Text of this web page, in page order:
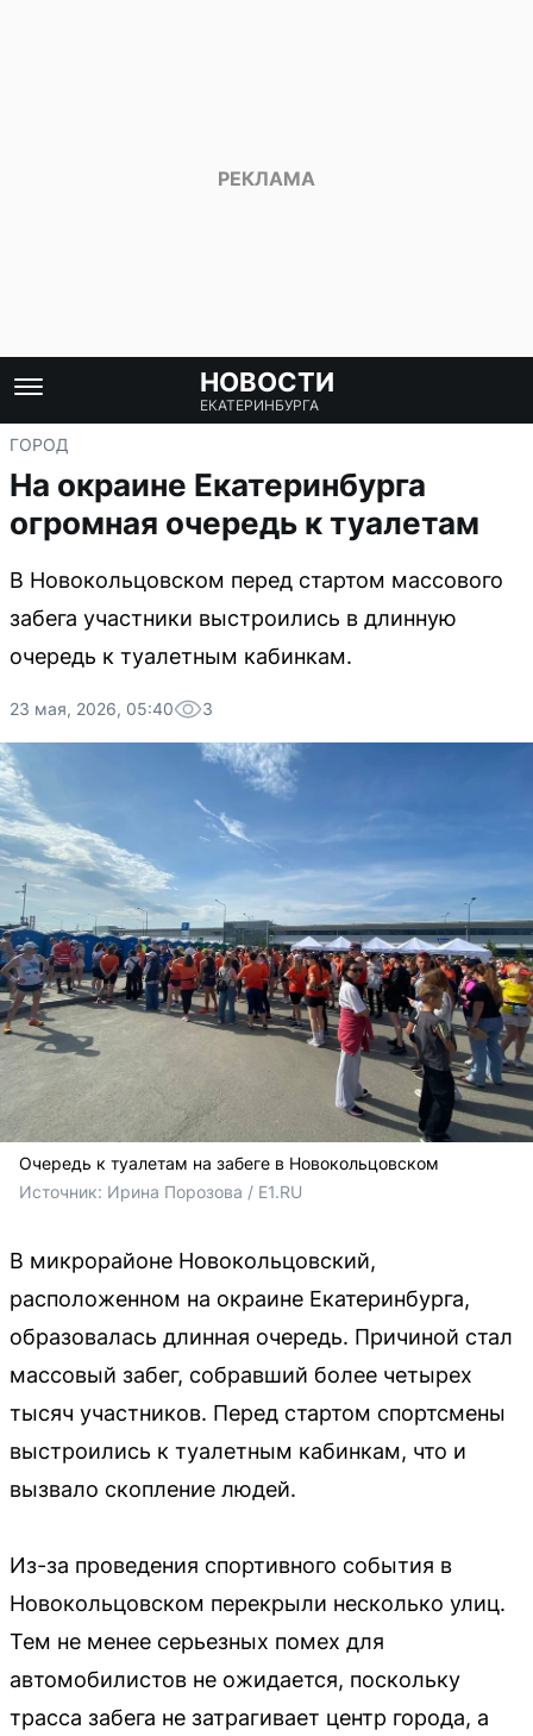
НОВОСТИ
ЕКАТЕРИНБУРГА
ГОРОД
На окраине Екатеринбурга
огромная очередь к туалетам
В Новокольцовском перед стартом массового
забега участники выстроились в длинную
очередь к туалетным кабинкам.
23 мая, 2026, 05:40 3
Очередь к туалетам на забеге в Новокольцовском
Источник: Ирина Порозова / E1.RU
В микрорайоне Новокольцовский,
расположенном на окраине Екатеринбурга,
образовалась длинная очередь. Причиной стал
массовый забег, собравший более четырех
тысяч участников. Перед стартом спортсмены
выстроились к туалетным кабинкам, что и
вызвало скопление людей.
Из-за проведения спортивного события в
Новокольцовском перекрыли несколько улиц.
Тем не менее серьезных помех для
автомобилистов не ожидается, поскольку
трасса забега не затрагивает центр города, а